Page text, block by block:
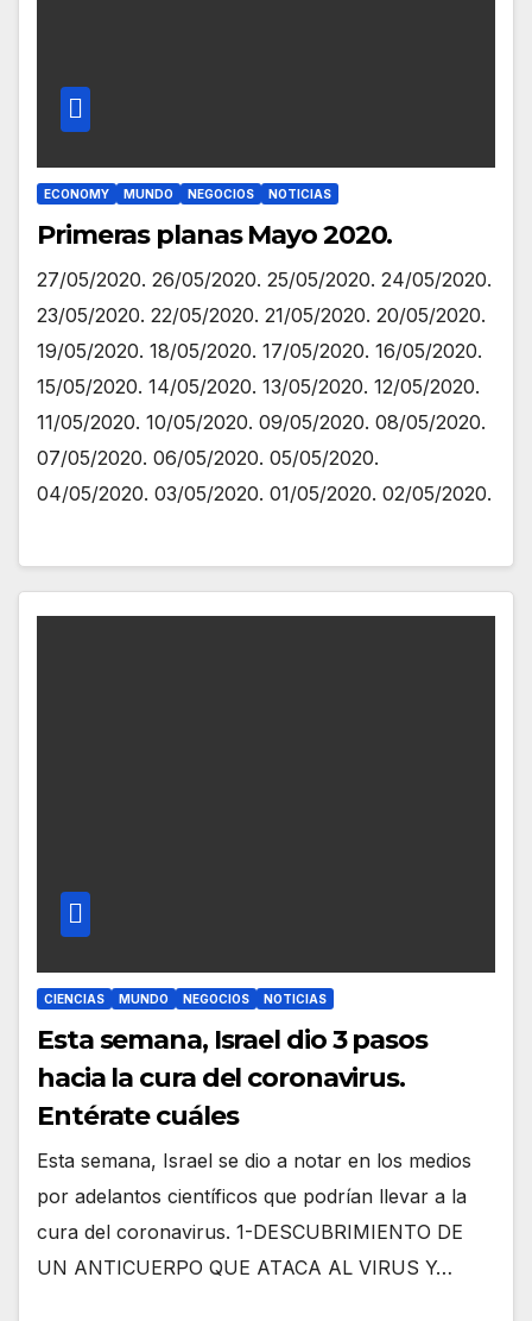
ECONOMY MUNDO NEGOCIOS NOTICIAS
Primeras planas Mayo 2020.
27/05/2020. 26/05/2020. 25/05/2020. 24/05/2020.
23/05/2020. 22/05/2020. 21/05/2020. 20/05/2020.
19/05/2020. 18/05/2020. 17/05/2020. 16/05/2020.
15/05/2020. 14/05/2020. 13/05/2020. 12/05/2020.
11/05/2020. 10/05/2020. 09/05/2020. 08/05/2020.
07/05/2020. 06/05/2020. 05/05/2020.
04/05/2020. 03/05/2020. 01/05/2020. 02/05/2020.
CIENCIAS MUNDO NEGOCIOS NOTICIAS
Esta semana, Israel dio 3 pasos
hacia la cura del coronavirus.
Entérate cuáles
Esta semana, Israel se dio a notar en los medios
por adelantos científicos que podrían llevar a la
cura del coronavirus. 1-DESCUBRIMIENTO DE
UN ANTICUERPO QUE ATACA AL VIRUS Y…